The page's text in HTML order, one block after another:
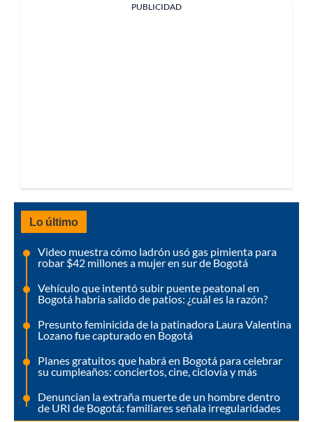
PUBLICIDAD
Lo último
Video muestra cómo ladrón usó gas pimienta para
robar $42 millones a mujer en sur de Bogotá
Vehículo que intentó subir puente peatonal en
Bogotá habría salido de patios: ¿cuál es la razón?
Presunto feminicida de la patinadora Laura Valentina
Lozano fue capturado en Bogotá
Planes gratuitos que habrá en Bogotá para celebrar
su cumpleaños: conciertos, cine, ciclovía y más
Denuncian la extraña muerte de un hombre dentro
de URI de Bogotá: familiares señala irregularidades